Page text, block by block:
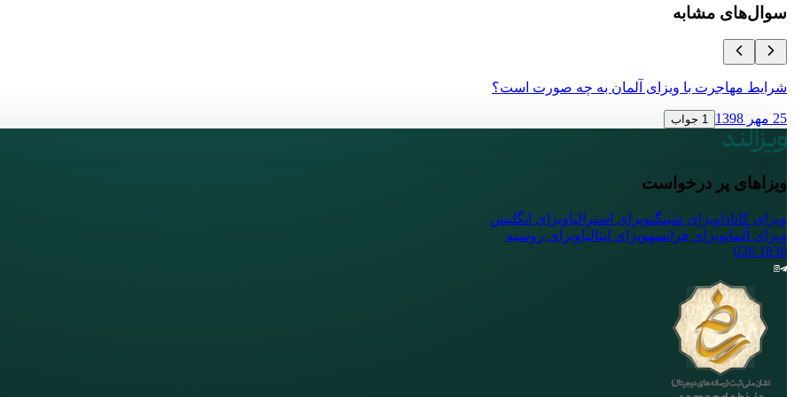
سوال‌های مشابه
شرایط مهاجرت با ویزای آلمان به چه صورت است؟
25 مهر 1398 1 جواب
ویزاهای پر درخواست
ویزای کانادا ویزای شینگنویزای استرالیاویزای انگلیس
ویزای آلمانویزای فرانسهویزای ایتالیاویزای روسیه
1836